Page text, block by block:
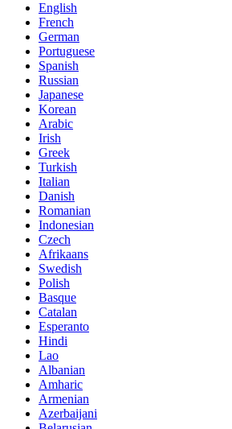
English
French
German
Portuguese
Spanish
Russian
Japanese
Korean
Arabic
Irish
Greek
Turkish
Italian
Danish
Romanian
Indonesian
Czech
Afrikaans
Swedish
Polish
Basque
Catalan
Esperanto
Hindi
Lao
Albanian
Amharic
Armenian
Azerbaijani